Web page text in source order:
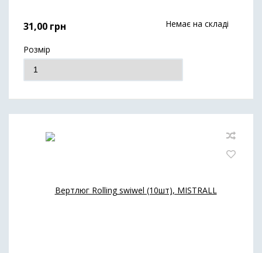
31,00 грн Немає на складі
Розмір